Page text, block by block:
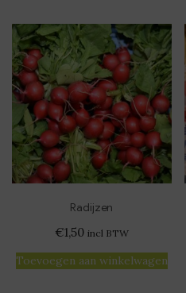
Radijzen
€1,50 incl BTW
Toevoegen aan winkelwagen